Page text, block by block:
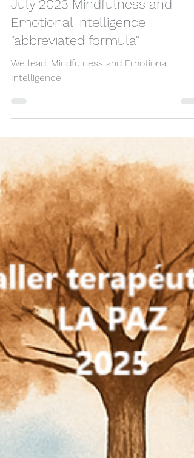
Felix Larriba Catalán
We Lead” TC in Austria 10-19th
July 2023 Mindfulness and
Emotional Intelligence
"abbreviated formula"
We lead, Mindfulness and Emotional